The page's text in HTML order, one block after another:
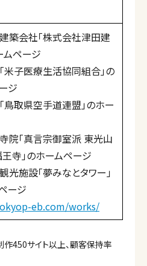
築会社「株式会社津田建
ムページ
米子医療生活協同組合」の
ジ
鳥取県空手道連盟」のホー
院「真言宗御室派 東光山
寺」のホームページ
光施設「夢みなとタワー」
ージ
eb.com/works/
作450サイト以上、顧客保持率